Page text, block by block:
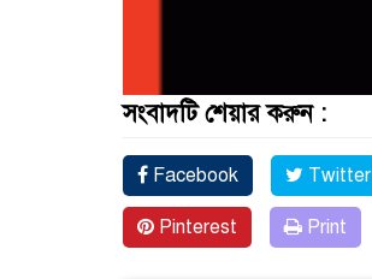
সংবাদটি শেয়ার করুন :
Facebook Twitter
Pinterest Print